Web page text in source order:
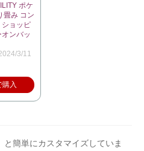
ポケ
畳み コン
ショッピ
ンバッ
3/11
購入
簡単にカスタマイズしていま